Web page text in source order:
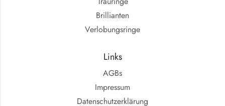
Brillianten
Verlobungsringe
Links
AGBs
Impressum
Datenschutzerklärung